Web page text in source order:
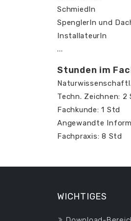
SchmiedIn
SpenglerIn und
InstallateurIn
...
Stunden im
Techn. Zeichnen: 2
Fachkunde: 1 Std
Angewandte
Fachpraxis: 8 Std
WICHTIGES